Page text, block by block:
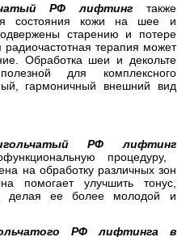
РФ лифтингтакже
состояния кожи на шее и
старению и потере
радиочастотная терапия может
Обработка шеи и декольте
для комплексного
гармоничный внешний вид
РФ лифтинг
процедуру,
на обработку различных зон
помогает улучшить тонус,
делая ее более молодой и
РФ лифтинга в